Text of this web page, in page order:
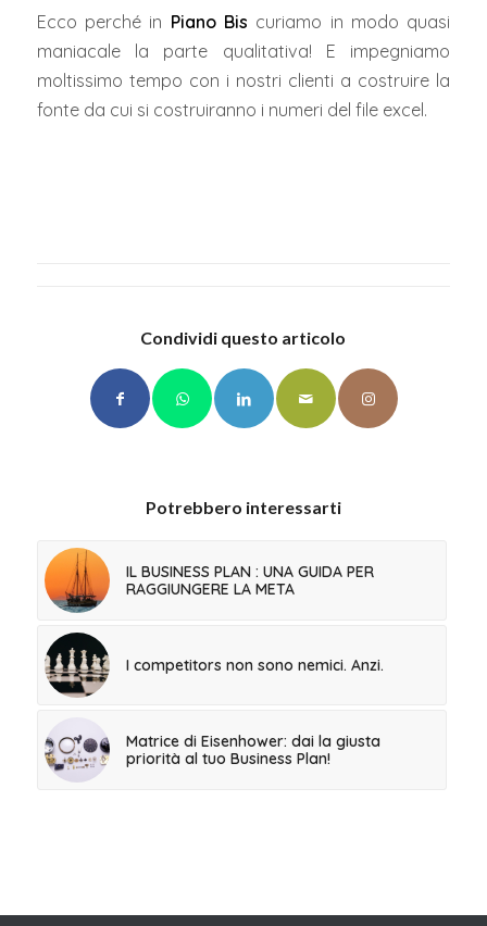
Ecco perché in Piano Bis curiamo in modo quasi
maniacale la parte qualitativa! E impegniamo
moltissimo tempo con i nostri clienti a costruire la
fonte da cui si costruiranno i numeri del file excel.
Condividi questo articolo
Potrebbero interessarti
IL BUSINESS PLAN : UNA GUIDA PER
RAGGIUNGERE LA META
I competitors non sono nemici. Anzi.
Matrice di Eisenhower: dai la giusta
priorità al tuo Business Plan!